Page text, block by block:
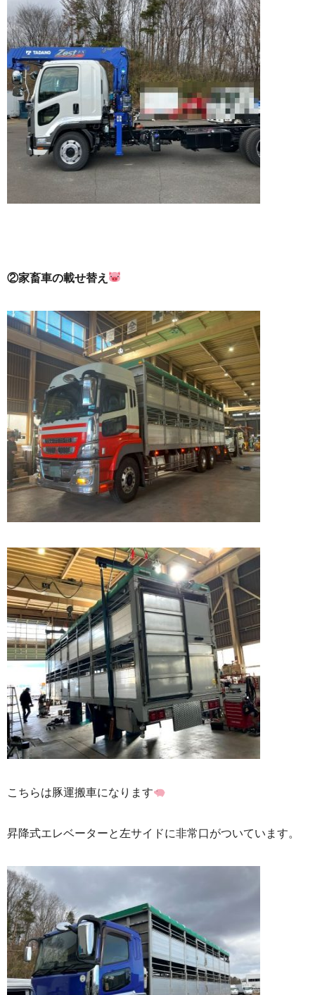
②家畜車の載せ替え
こちらは豚運搬車になります
昇降式エレベーターと左サイドに非常口がついています。